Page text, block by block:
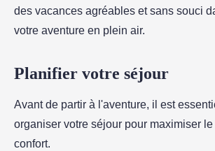
des vacances agréables et sans souci
votre aventure en plein air.
Planifier votre séjour
Avant de partir à l'aventure, il est
organiser votre séjour pour maximiser
confort.